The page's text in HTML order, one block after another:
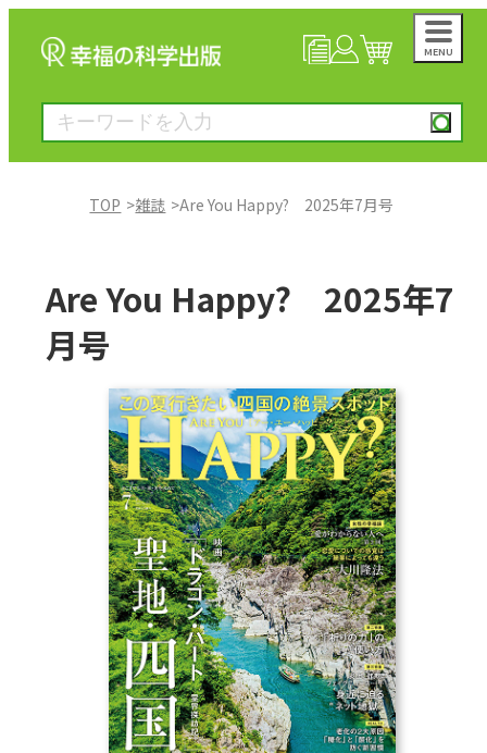
MENU
絵本
雑誌
CD
DVD・ブルーレイ
雑貨
外国語
TOP 雑誌 Are You Happy? 2025年7月号
Are You Happy? 2025年7
月号